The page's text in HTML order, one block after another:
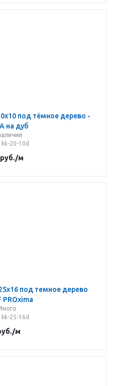
под тёмное дерево -
на дуб
kk-20-10d
/м
под темное дерево
PROxima
kk-25-16d
/м